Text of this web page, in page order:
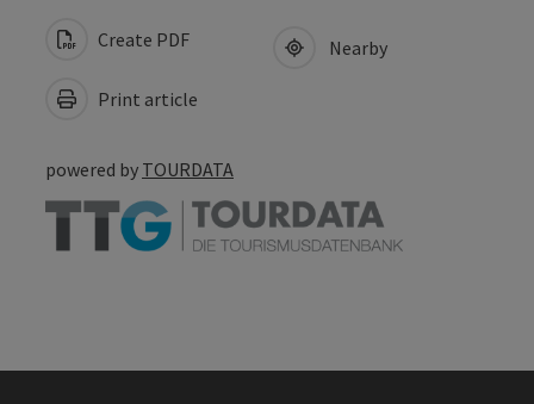
Create PDF
Print article
Nearby
powered by TOURDATA